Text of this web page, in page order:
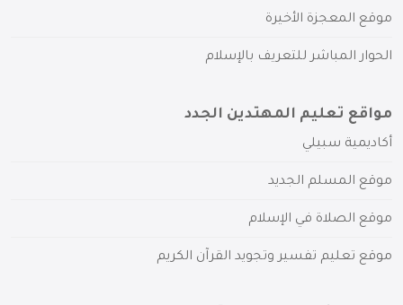
موقع المعجزة الأخيرة
الحوار المباشر للتعريف بالإسلام
مواقع تعليم المهتدين الجدد
أكاديمية سبيلي
موقع المسلم الجديد
موقع الصلاة في الإسلام
موقع تعليم تفسير وتجويد القرآن الكريم